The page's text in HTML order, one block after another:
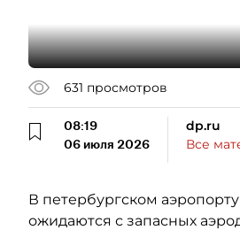
631 просмотров
08:19
06 июля 2026
dp.ru
Все
В петербургском
ожидаются с запасных